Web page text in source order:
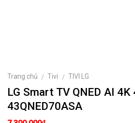
Trang chủ / Tivi / TIVI LG
LG Smart TV QNED AI 4K
43QNED70ASA